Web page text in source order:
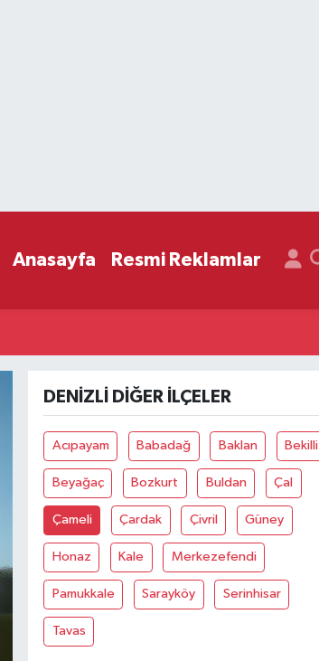
Anasayfa Resmi Reklamlar
DENIZLI DIĞER İLÇELER
Acıpayam Babadağ Baklan Bekilli
Beyağaç Bozkurt Buldan Çal
Çameli Çardak Çivril Güney
Honaz Kale Merkezefendi
Pamukkale Sarayköy Serinhisar
Tavas